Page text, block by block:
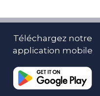
Téléchargez notre
application mobile